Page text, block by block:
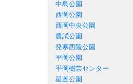
中島公園
西岡公園
西岡中央公園
農試公園
発寒西陵公園
平岡公園
平岡樹芸センター
星置公園